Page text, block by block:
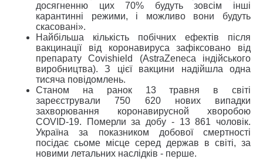
досягненню цих 70% будуть зовсім інші
карантинні режими, і можливо вони будуть
скасовані».
Найбільша кількість побічних ефектів після
вакцинації від коронавируса зафіксовано від
препарату Covishield (AstraZeneca індійського
виробництва). З цієї вакцини надійшла одна
тисяча повідомлень.
Станом на ранок 13 травня в світі
зареєстрували 750 620 нових випадки
захворювання коронавирусной хворобою
COVID-19. Померли за добу - 13 861 чоловік.
Україна за показником добової смертності
посідає сьоме місце серед держав в світі, за
новими летальних наслідків - перше.